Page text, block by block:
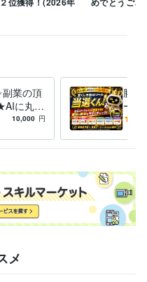
・画像作成
副業の頂
に丸投
｜型破り
10,000 円
勝利
ール
【ア
作】
メ